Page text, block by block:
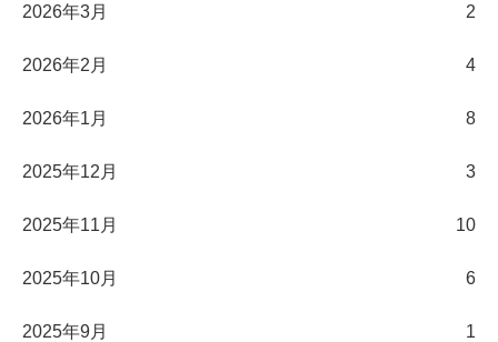
2026年3月 2
2026年2月 4
2026年1月 8
2025年12月 3
2025年11月 10
2025年10月 6
2025年9月 1